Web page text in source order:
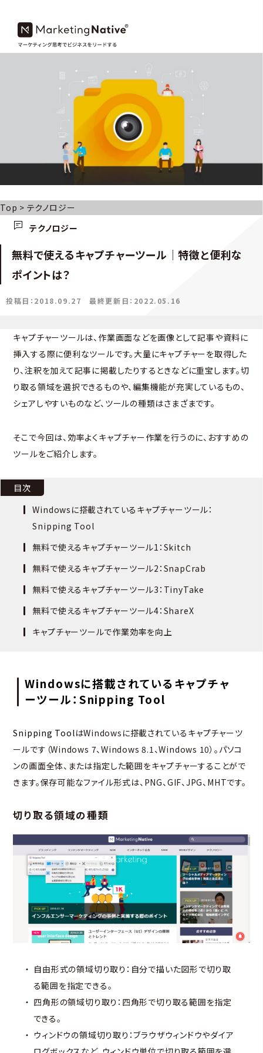
Top > テクノロジー
テクノロジー
無料で使えるキャプチャーツール｜特徴と便利な
ポイントは？
投稿日：2018.09.27 最終更新日：2022.05.16
キャプチャーツールは、作業画面などを画像として記事や資料に
挿入する際に便利なツールです。大量にキャプチャーを取得した
り、注釈を加えて記事に掲載したりするときなどに重宝します。切
り取る領域を選択できるものや、編集機能が充実しているもの、
シェアしやすいものなど、ツールの種類はさまざまです。
そこで今回は、効率よくキャプチャー作業を行うのに、おすすめの
ツールをご紹介します。
目次
Windowsに搭載されているキャプチャーツール：
Snipping Tool
無料で使えるキャプチャーツール1：Skitch
無料で使えるキャプチャーツール2：SnapCrab
無料で使えるキャプチャーツール3：TinyTake
無料で使えるキャプチャーツール4：ShareX
キャプチャーツールで作業効率を向上
Windowsに搭載されているキャプチャ
ーツール：Snipping Tool
Snipping ToolはWindowsに搭載されているキャプチャーツ
ールです（Windows 7、Windows 8.1、Windows 10）。パソコ
ンの画面全体、または指定した範囲をキャプチャーすることがで
きます。保存可能なファイル形式は、PNG、GIF、JPG、MHTです。
切り取る領域の種類
自由形式の領域切り取り：自分で描いた図形で切り取
る範囲を指定できる。
四角形の領域切り取り：四角形で切り取る範囲を指定
できる。
ウィンドウの領域切り取り：ブラウザウィンドウやダイア